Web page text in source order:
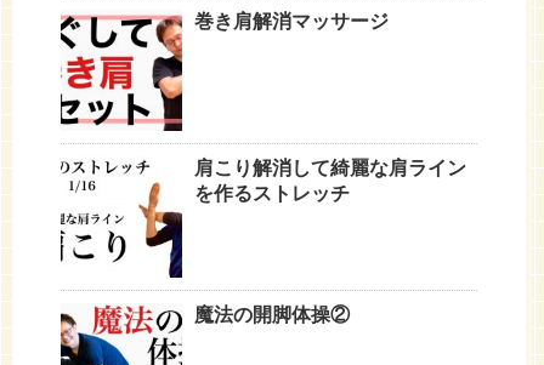
巻き肩解消マッサージ
肩こり解消して綺麗な肩ライン
を作るストレッチ
魔法の開脚体操②